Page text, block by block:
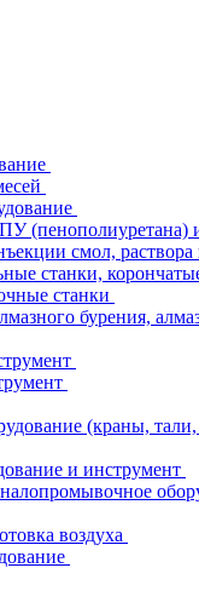
(пенополиуретана)
смол, раствора
станки,
станки
бурения,
(краны,
и инструмент
воздуха